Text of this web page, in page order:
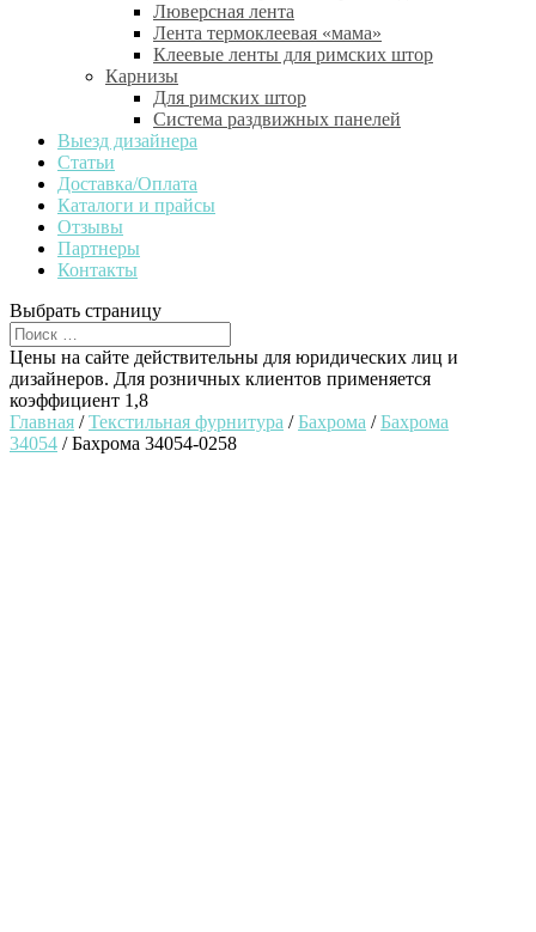
Люверсная лента
Лента термоклеевая «мама»
Клеевые ленты для римских штор
Карнизы
Для римских штор
Система раздвижных панелей
Выезд дизайнера
Статьи
Доставка/Оплата
Каталоги и прайсы
Отзывы
Партнеры
Контакты
Выбрать страницу
Цены на сайте действительны для юридических лиц и
дизайнеров. Для розничных клиентов применяется
коэффициент 1,8
Главная /Текстильная фурнитура /Бахрома /Бахрома
34054 / Бахрома 34054-0258